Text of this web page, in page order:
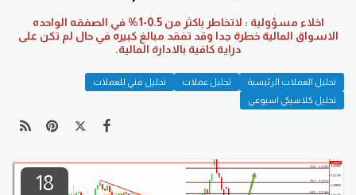
اخلاء مسؤولية : لاتخاطر باكثر من 0.5-1% في الصفقه الواحده
الاسواق المالية خطرة جدا وقد تفقد مبالغ كبيره في حال لم تكن على
دراية كافية بالادارة المالية.
تحليل العملات الرئيسية تحليل عملات
تحليل فني للعملات
تحليل كلاسيكي اسبوعي
18